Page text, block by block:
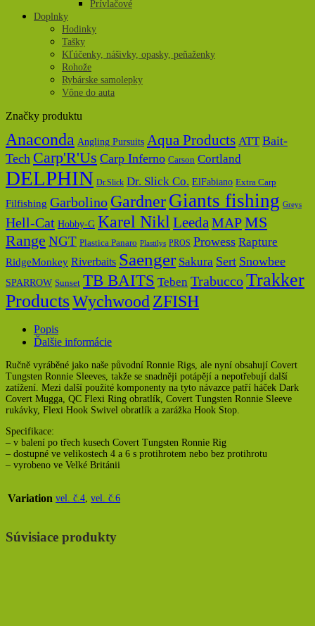
Prívlačové
Doplnky
Hodinky
Tašky
Kľúčenky, nášivky, opasky, peňaženky
Rohože
Rybárske samolepky
Vône do auta
Značky produktu
Anaconda Angling Pursuits Aqua Products ATT Bait-
Tech Carp'R'Us Carp Inferno Carson Cortland
DELPHIN Dr.Slick Dr. Slick Co. ElFabiano Extra Carp
Filfishing Garbolino GardnerGiants fishing Greys
Hell-Cat Hobby-G Karel Nikl Leeda MAPMS
Range NGT Plastica Panaro Plastilys PROS Prowess Rapture
RidgeMonkey Riverbaits Saenger Sakura Sert Snowbee
SPARROW Sunset TB BAITS Teben TrabuccoTrakker
ProductsWychwood ZFISH
Popis
Ďalšie informácie
Ručně vyráběné jako naše původní Ronnie Rigs, ale nyní obsahují Covert
Tungsten Ronnie Sleeves, takže se snadněji potápějí a nepotřebují další
zatížení. Mezi další použité komponenty na tyto návazce patří háček Dark
Covert Mugga, QC Flexi Ring obratlík, Covert Tungsten Ronnie Sleeve
rukávky, Flexi Hook Swivel obratlík a zarážka Hook Stop.
Specifikace:
– v balení po třech kusech Covert Tungsten Ronnie Rig
– dostupné ve velikostech 4 a 6 s protihrotem nebo bez protihrotu
– vyrobeno ve Velké Británii
Variation vel. č.4 vel. č.6
Súvisiace produkty